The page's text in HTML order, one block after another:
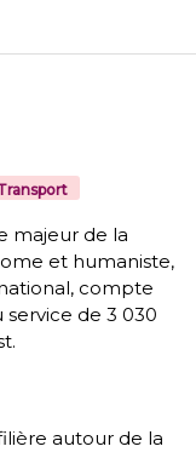
majeur de la
et humaniste,
compte
service de 3 030
autour de la